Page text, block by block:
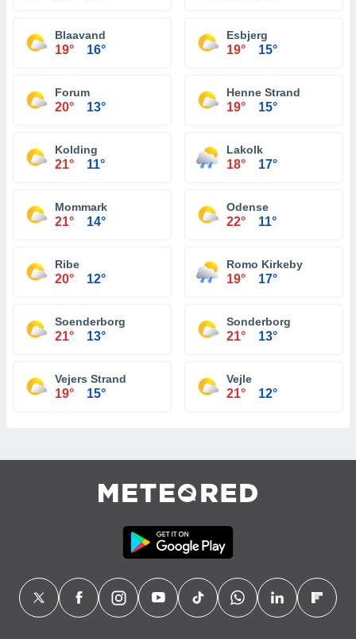
Blaavand
19° 16°
Esbjerg
19° 15°
Forum
20° 13°
Henne Strand
19° 15°
Kolding
21° 11°
Lakolk
18° 17°
Mommark
21° 14°
Odense
22° 11°
Ribe
20° 12°
Romo Kirkeby
19° 17°
Soenderborg
21° 13°
Sonderborg
21° 13°
Vejers Strand
19° 15°
Vejle
21° 12°